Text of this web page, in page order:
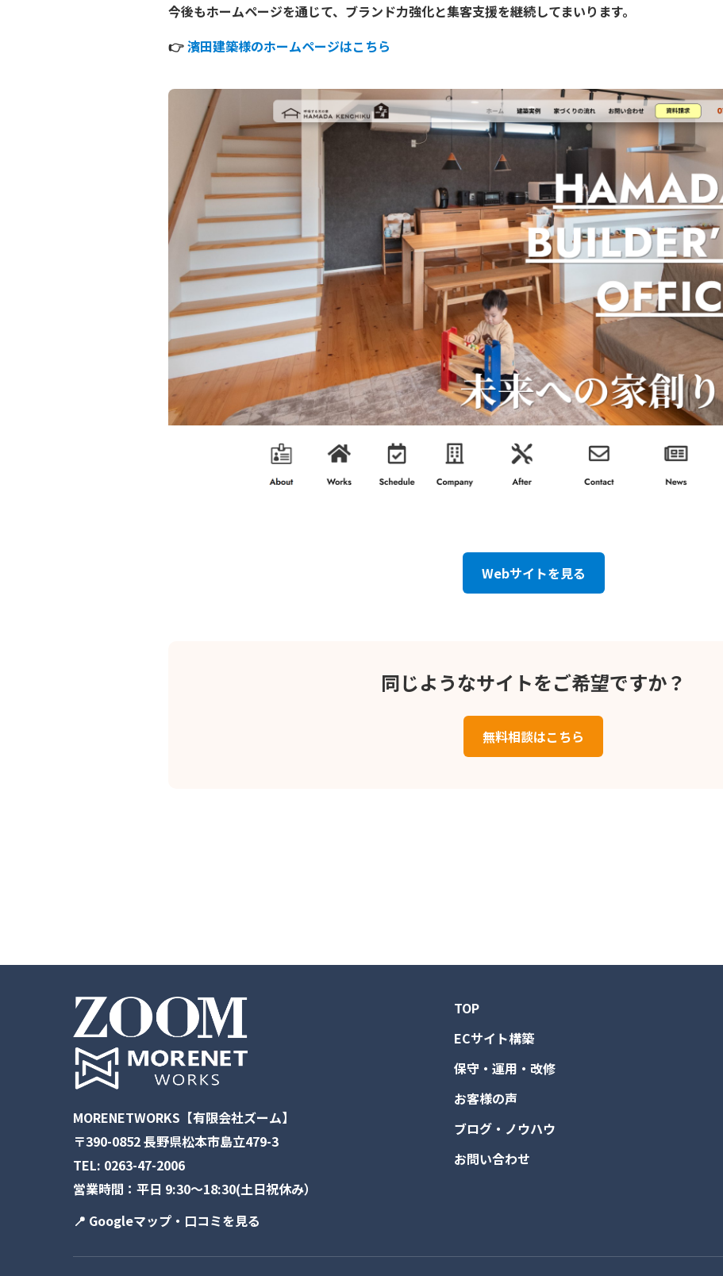
今後もホームページを通じて、ブランド力強化と集客支援を継続してまいります。
👉濱田建築様のホームページはこちら
Webサイトを見る
同じようなサイトをご希望ですか？
無料相談はこちら
MORENETWORKS【有限会社ズーム】
〒390-0852 長野県松本市島立479-3
TEL: 0263-47-2006
営業時間：平日 9:30～18:30(土日祝休み）
📍 Googleマップ・口コミを見る
TOP
ECサイト構築
保守・運用・改修
お客様の声
ブログ・ノウハウ
お問い合わせ